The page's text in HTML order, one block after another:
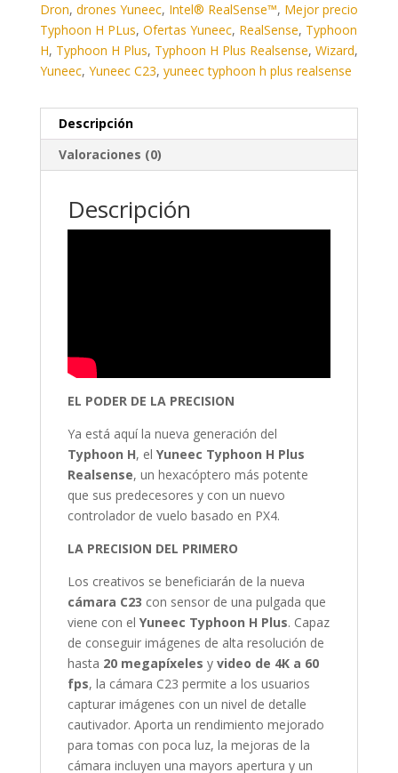
Dron, drones Yuneec, Intel® RealSense™, Mejor precio
Typhoon H PLus, Ofertas Yuneec, RealSense, Typhoon
H, Typhoon H Plus, Typhoon H Plus Realsense, Wizard,
Yuneec, Yuneec C23, yuneec typhoon h plus realsense
Descripción
Valoraciones (0)
Descripción
EL PODER DE LA PRECISION
Ya está aquí la nueva generación del
Typhoon H, el Yuneec Typhoon H Plus
Realsense, un hexacóptero más potente
que sus predecesores y con un nuevo
controlador de vuelo basado en PX4.
LA PRECISION DEL PRIMERO
Los creativos se beneficiarán de la nueva
cámara C23 con sensor de una pulgada que
viene con el Yuneec Typhoon H Plus. Capaz
de conseguir imágenes de alta resolución de
hasta 20 megapíxeles y video de 4K a 60
fps, la cámara C23 permite a los usuarios
capturar imágenes con un nivel de detalle
cautivador. Aporta un rendimiento mejorado
para tomas con poca luz, la mejoras de la
cámara incluyen una mayors apertura y un